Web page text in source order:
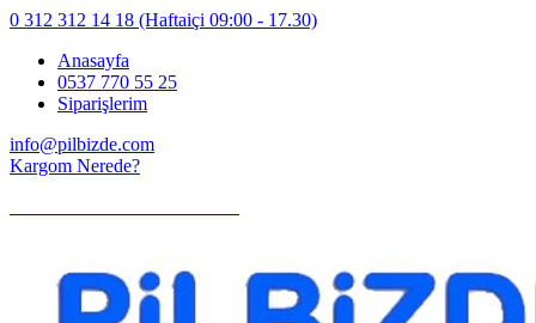
0 312 312 14 18 (Haftaiçi 09:00 - 17.30)
Anasayfa
0537 770 55 25
Siparişlerim
info@pilbizde.com
Kargom Nerede?